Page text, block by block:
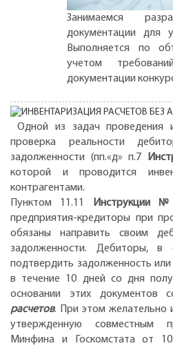
Занимаемся
документации для
Выполняется по
учетом
документации
Одной из задач проведения
проверка реальности
задолженности (пп.«д» п.7
которой и проводится
контрагентами.
Пунктом 11.11
Инструкции
предприятия-кредиторы при
обязаны направить своим
задолженности. Дебиторы, в
подтвердить задолженность
в течение 10 дней со дня
основании этих документов
расчетов. При этом желательно
утвержденную совместным
Минфина и Госкомстата от